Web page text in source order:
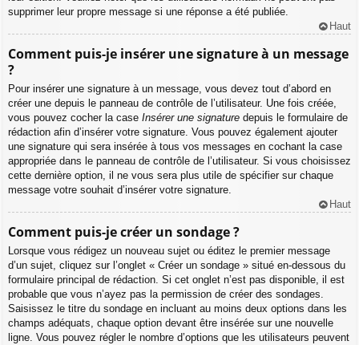
supprimer leur propre message si une réponse a été publiée.
Haut
Comment puis-je insérer une signature à un message
?
Pour insérer une signature à un message, vous devez tout d’abord en
créer une depuis le panneau de contrôle de l’utilisateur. Une fois créée,
vous pouvez cocher la case Insérer une signature depuis le formulaire de
rédaction afin d’insérer votre signature. Vous pouvez également ajouter
une signature qui sera insérée à tous vos messages en cochant la case
appropriée dans le panneau de contrôle de l’utilisateur. Si vous choisissez
cette dernière option, il ne vous sera plus utile de spécifier sur chaque
message votre souhait d’insérer votre signature.
Haut
Comment puis-je créer un sondage ?
Lorsque vous rédigez un nouveau sujet ou éditez le premier message
d’un sujet, cliquez sur l’onglet « Créer un sondage » situé en-dessous du
formulaire principal de rédaction. Si cet onglet n’est pas disponible, il est
probable que vous n’ayez pas la permission de créer des sondages.
Saisissez le titre du sondage en incluant au moins deux options dans les
champs adéquats, chaque option devant être insérée sur une nouvelle
ligne. Vous pouvez régler le nombre d’options que les utilisateurs peuvent